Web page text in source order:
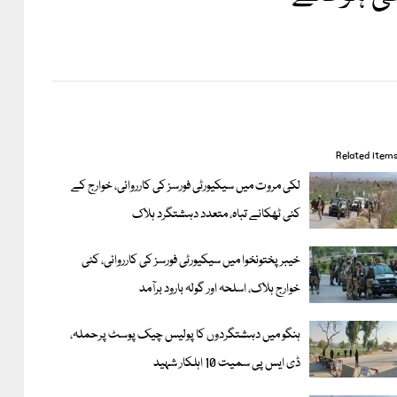
Related items
لکی مروت میں سیکیورٹی فورسز کی کارروائی، خوارج کے
کئی ٹھکانے تباہ، متعدد دہشتگرد ہلاک
خیبر پختونخوا میں سیکیورٹی فورسز کی کارروائی، کئی
خوارج ہلاک، اسلحہ اور گولہ بارود برآمد
ہنگو میں دہشتگردوں کا پولیس چیک پوسٹ پرحملہ،
ڈی ایس پی سمیت 10 اہلکار شہید